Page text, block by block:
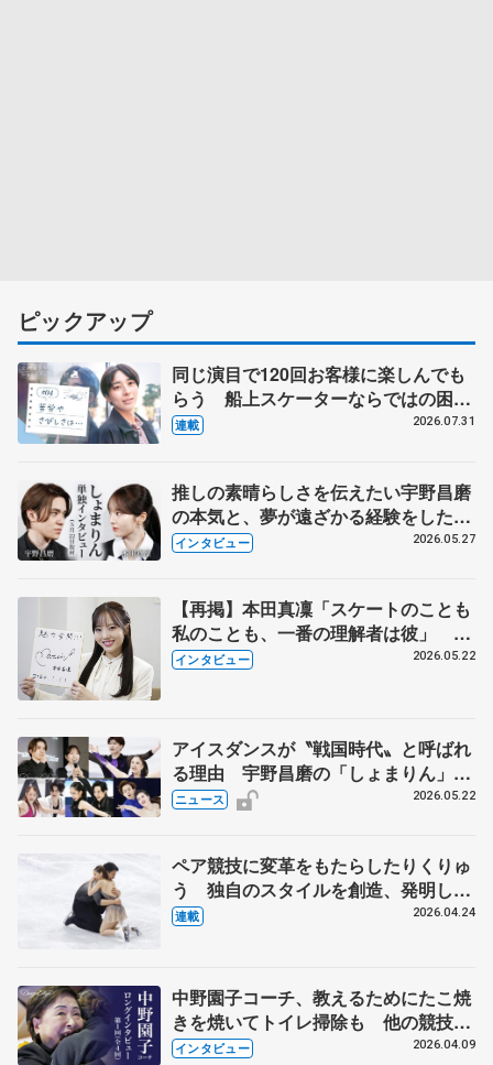
ピックアップ
同じ演目で120回お客様に楽しんでも
らう 船上スケーターならではの困難
とは 影響あったPIW前キャプテン松
連載 2026.07.31
推しの素晴らしさを伝えたい宇野昌磨
の本気と、夢が遠ざかる経験をした本
田真凜の覚悟
インタビュー 2026.05.27
【再掲】本田真凜「スケートのことも
私のことも、一番の理解者は彼」 引
退時の単独インタビューで語った競技
インタビュー 2026.05.22
アイスダンスが〝戦国時代〟と呼ばれ
る理由 宇野昌磨の「しょまりん」ら
実力者が相次いで参戦 国内の競争激
ニュース 2026.05.22
ペア競技に変革をもたらしたりくりゅ
う 独自のスタイルを創造、発明した
【引退発表後②】
連載 2026.04.24
中野園子コーチ、教えるためにたこ焼
きを焼いてトイレ掃除も 他の競技に
も通用するという坂本花織の筋肉
インタビュー 2026.04.09